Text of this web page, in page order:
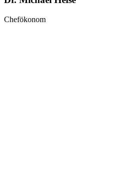
Chefökonom